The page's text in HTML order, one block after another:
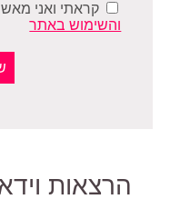
קראתי ואני
והשימוש באתר
הרצאות